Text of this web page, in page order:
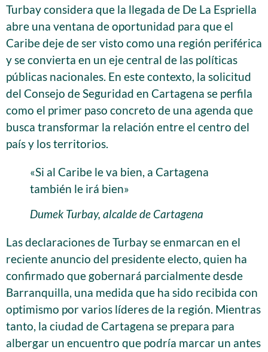
Turbay considera que la llegada de De La Espriella
abre una ventana de oportunidad para que el
Caribe deje de ser visto como una región periférica
y se convierta en un eje central de las políticas
públicas nacionales. En este contexto, la solicitud
del Consejo de Seguridad en Cartagena se perfila
como el primer paso concreto de una agenda que
busca transformar la relación entre el centro del
país y los territorios.
«Si al Caribe le va bien, a Cartagena
también le irá bien»
Dumek Turbay, alcalde de Cartagena
Las declaraciones de Turbay se enmarcan en el
reciente anuncio del presidente electo, quien ha
confirmado que gobernará parcialmente desde
Barranquilla, una medida que ha sido recibida con
optimismo por varios líderes de la región. Mientras
tanto, la ciudad de Cartagena se prepara para
albergar un encuentro que podría marcar un antes